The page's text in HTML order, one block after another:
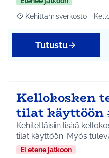
Rajaa tulokset aihepiirin
Kehittämisverkosto -
Tutustu
Kellokosken
tilat käyttöön
Kehitettäisiin lisää
tilat käyttöön. Myös
Ei etene jatkoon